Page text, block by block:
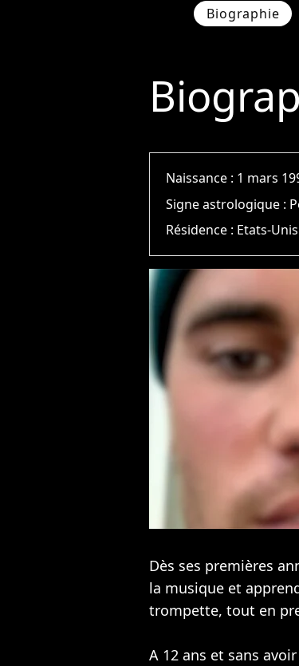
Biographie
Naissance : 1 mars
Signe astrologique :
Résidence : Etats-Unis
Dès ses premières
la musique et
trompette, tout en
A 12 ans et sans